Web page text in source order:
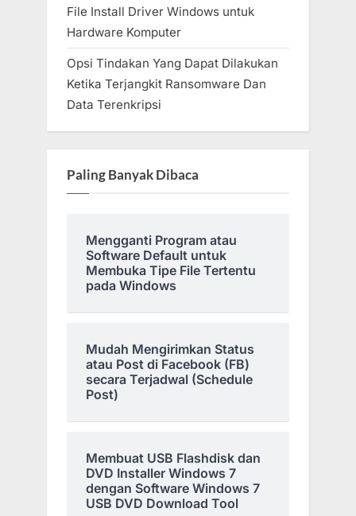
File Install Driver Windows untuk
Hardware Komputer
Opsi Tindakan Yang Dapat Dilakukan
Ketika Terjangkit Ransomware Dan
Data Terenkripsi
Paling Banyak Dibaca
Mengganti Program atau
Software Default untuk
Membuka Tipe File Tertentu
pada Windows
Mudah Mengirimkan Status
atau Post di Facebook (FB)
secara Terjadwal (Schedule
Post)
Membuat USB Flashdisk dan
DVD Installer Windows 7
dengan Software Windows 7
USB DVD Download Tool